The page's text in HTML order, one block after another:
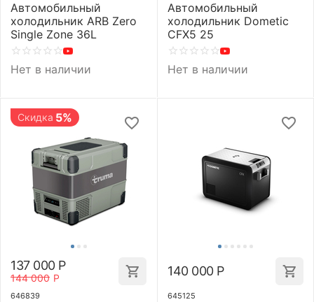
Автомобильный
холодильник ARB Zero
Single Zone 36L
Нет в наличии
Автомобильный
холодильник Dometic
CFX5 25
Нет в наличии
Скидка 5%
144 000 Р
137 000 Р
646839
140 000 Р
645125